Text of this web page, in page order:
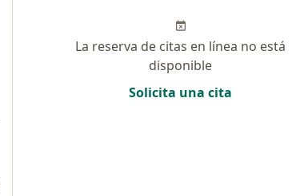
La reserva de citas en línea no está
disponible
Solicita una cita